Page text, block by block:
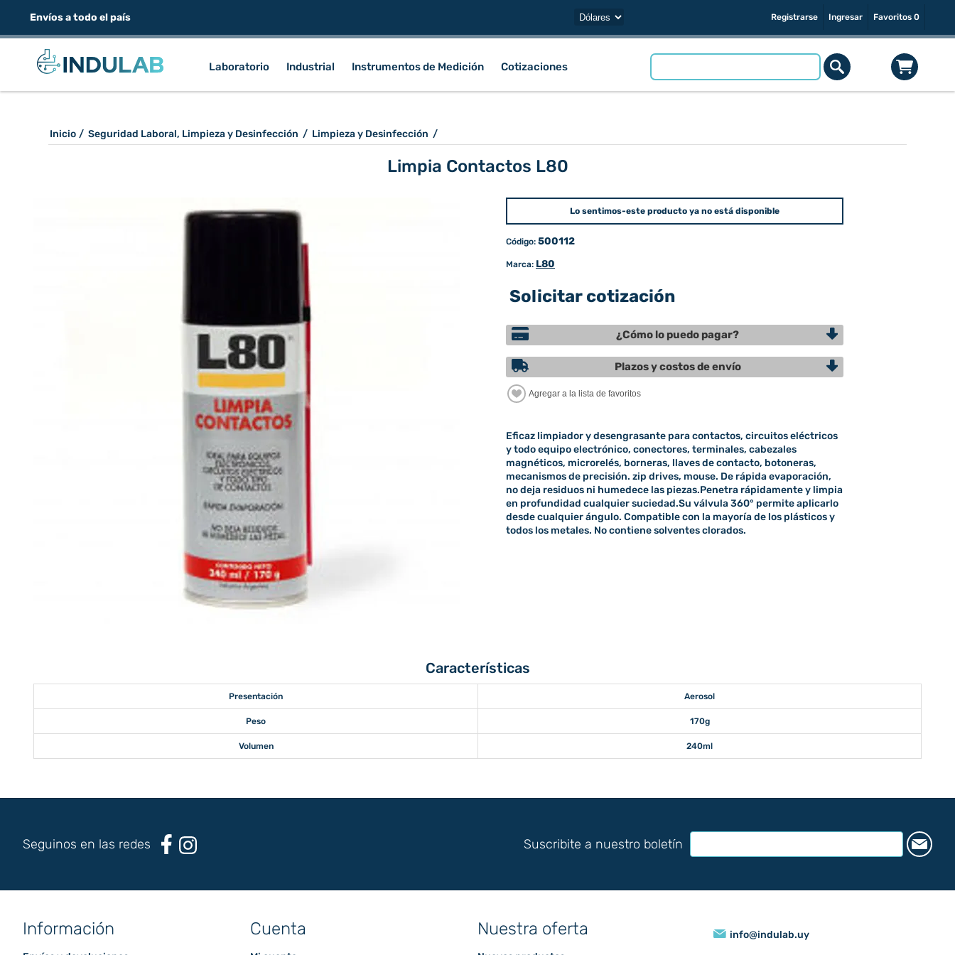
Envíos a todo el país Registrarse Ingresar Favoritos 0
Laboratorio Industrial Instrumentos de Medición Cotizaciones
Inicio / Seguridad Laboral, Limpieza y Desinfección / Limpieza y Desinfección /
Limpia Contactos L80
Lo sentimos-este producto ya no está disponible
Código: 500112
Marca: L80
Solicitar cotización
¿Cómo lo puedo pagar?
Plazos y costos de envío
Eficaz limpiador y desengrasante para contactos, circuitos eléctricos
y todo equipo electrónico, conectores, terminales, cabezales
magnéticos, microrelés, borneras, llaves de contacto, botoneras,
mecanismos de precisión. zip drives, mouse. De rápida evaporación,
no deja residuos ni humedece las piezas.Penetra rápidamente y limpia
en profundidad cualquier suciedad.Su válvula 360° permite aplicarlo
desde cualquier ángulo. Compatible con la mayoría de los plásticos y
todos los metales. No contiene solventes clorados.
Características
Presentación Aerosol
Peso 170g
Volumen 240ml
Seguinos en las redes Suscribite a nuestro boletín
Información Cuenta Nuestra oferta info@indulab.uy